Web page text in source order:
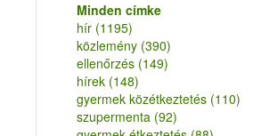
Minden címke
hír (1195)
közlemény (390)
ellenőrzés (149)
hírek (148)
gyermek közétkeztetés (110)
szupermenta (92)